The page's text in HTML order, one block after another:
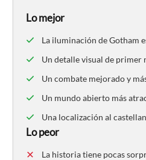
Lo mejor
La iluminación de Gotham
Un detalle visual de primer
Un combate mejorado y
Un mundo abierto más
Una localización al
Lo peor
La historia tiene pocas